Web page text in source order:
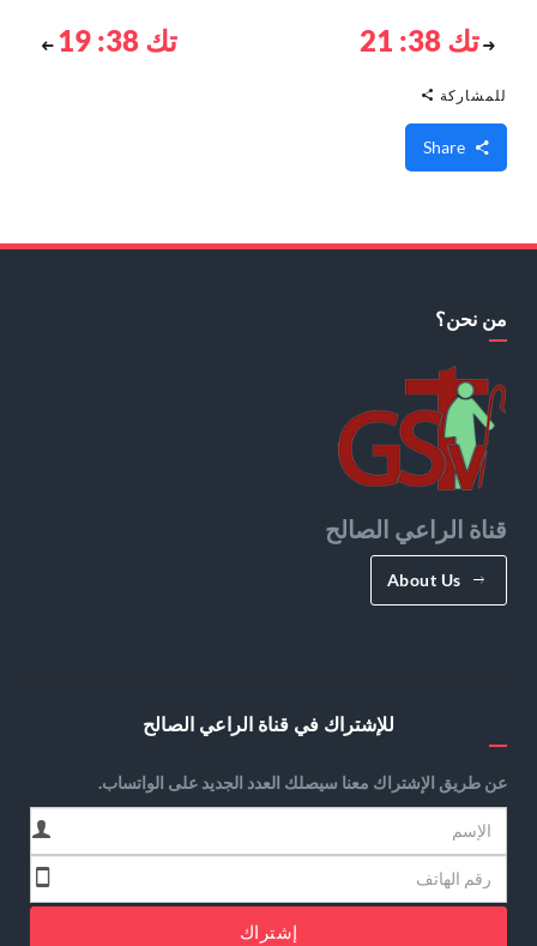
تك 38: 21 تك 38: 19
للمشاركة
من نحن؟
قناة الراعي الصالح
About Us
للإشتراك في قناة الراعي الصالح
عن طريق الإشتراك معنا سيصلك العدد الجديد على الواتساب.
إشتراك